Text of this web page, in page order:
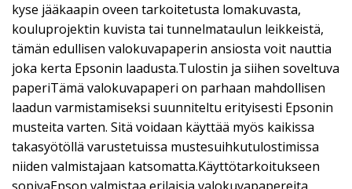
kyse jääkaapin oveen tarkoitetusta lomakuvasta,
kouluprojektin kuvista tai tunnelmataulun leikkeistä,
tämän edullisen valokuvapaperin ansiosta voit nauttia
joka kerta Epsonin laadusta.Tulostin ja siihen soveltuva
paperiTämä valokuvapaperi on parhaan mahdollisen
laadun varmistamiseksi suunniteltu erityisesti Epsonin
musteita varten. Sitä voidaan käyttää myös kaikissa
takasyötöllä varustetuissa mustesuihkutulostimissa
niiden valmistajaan katsomatta.Käyttötarkoitukseen